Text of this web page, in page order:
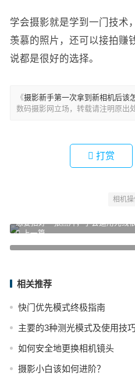
学会摄影就是学到一门技术
羡慕的照片，还可以接拍赚
说都是很好的选择。
《摄影新手第一次拿到新相机后该
数码摄影网立场，转载请注明原出处
打赏
相机
上一篇
想要拍好一张照片，学会运用光线
相关推荐
快门优先模式终极指南
主要的3种测光模式及使用技
如何安全地更换相机镜头
摄影小白该如何进阶？